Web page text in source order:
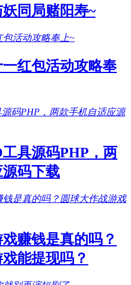
妖同局赌阳寿~
一红包活动攻略奉
具源码PHP，两
码下载
赚钱是真的吗？
能提现吗？